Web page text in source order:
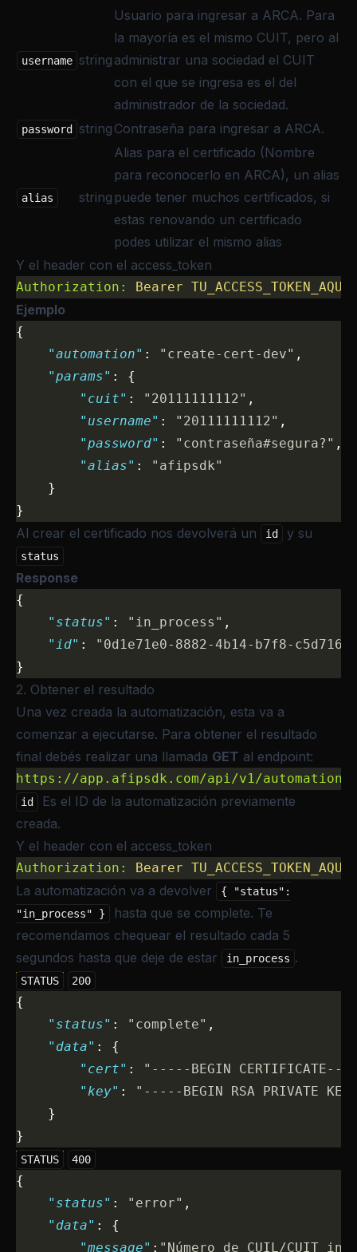
username string
Usuario para ingresar a ARCA. Para
la mayoría es el mismo CUIT, pero al
administrar una sociedad el CUIT
con el que se ingresa es el del
administrador de la sociedad.
password string Contraseña para ingresar a ARCA.
alias string
Alias para el certificado (Nombre
para reconocerlo en ARCA), un alias
puede tener muchos certificados, si
estas renovando un certificado
podes utilizar el mismo alias
Y el header con el access_token
Authorization: Bearer TU_ACCESS_TOKEN_AQUI
Ejemplo
{
    "automation"
: "create-cert-dev" ,
    "params"
: {
        "cuit"
: "20111111112" ,
        "username"
: "20111111112" ,
        "password"
: "contraseña#segura?" ,
        "alias"
:
"afipsdk"
    }
}
Al crear el certificado nos devolverá un id y su
status
Response
{
    "status"
: "in_process" ,
    "id"
:
"0d1e71e0-8882-4b14-b7f8-
}
2. Obtener el resultado
Una vez creada la automatización, esta va a
comenzar a ejecutarse. Para obtener el resultado
final debés realizar una llamada GET al endpoint:
https://app.afipsdk.com/api/v1/
id
Es el ID de la automatización previamente
creada.
Y el header con el access_token
Authorization: Bearer TU_ACCESS_TOKEN_AQUI
La automatización va a devolver
{ "status":
"in_process" }
hasta que se complete. Te
recomendamos chequear el resultado cada 5
segundos hasta que deje de estar
in_process .
STATUS 200
{
    "status"
: "complete" ,
    "data"
: {
        "cert"
:
"-----BEGIN
        "key"
:
"-----BEGIN RSA PRIVATE
    }
}
STATUS 400
{
    "status"
: "error" ,
    "data"
: {
        "message"
: "Número de CUIL/CUIT